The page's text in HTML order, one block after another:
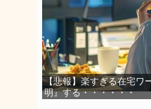
【悲報】楽すぎる在宅ワ
明』する・・・・・・